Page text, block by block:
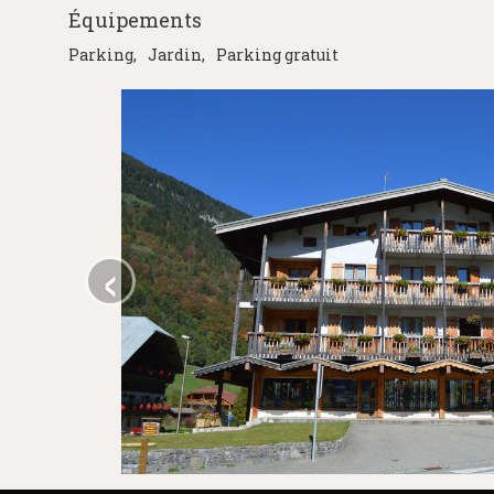
Équipements
Parking Jardin Parking gratuit
‹